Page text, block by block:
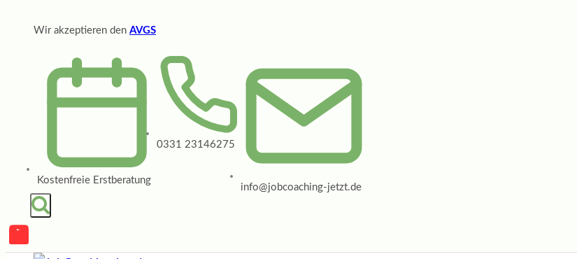
Wir akzeptieren den AVGS
Kostenfreie Erstberatung
0331 23146275
info@jobcoaching-jetzt.de